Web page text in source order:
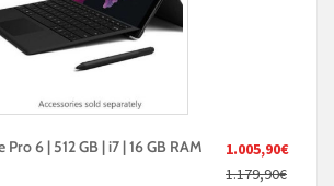
1.005,90€
1.179,90€
6 | 512 GB | i7 | 16 GB RAM